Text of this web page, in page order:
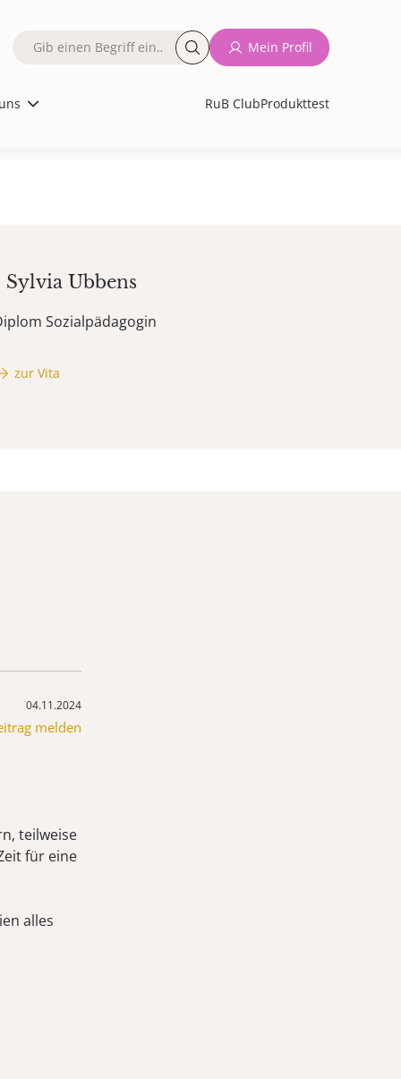
RuB ClubProdukttest
Fulltext
Mein Profil
Sylvia Ubbens
Sozialpädagogin
zur Vita
04.11.2024
melden
teilweise
für eine
alles